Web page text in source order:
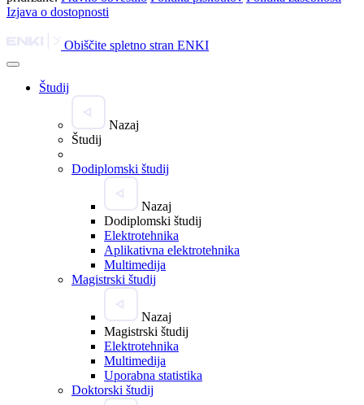
Izjava o dostopnosti
Obiščite spletno stran ENKI
Študij
Nazaj
Študij
Dodiplomski študij
Nazaj
Dodiplomski študij
Elektrotehnika
Aplikativna elektrotehnika
Multimedija
Magistrski študij
Nazaj
Magistrski študij
Elektrotehnika
Multimedija
Uporabna statistika
Doktorski študij